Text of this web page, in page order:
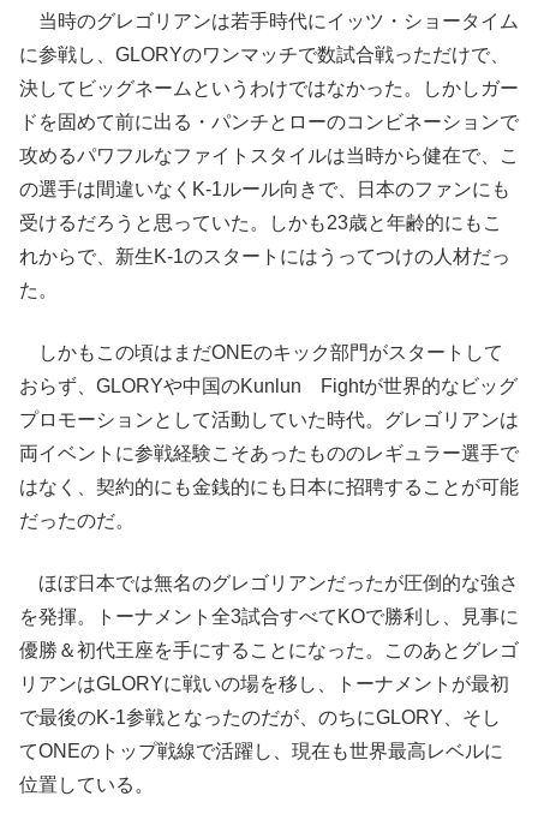
当時のグレゴリアンは若手時代にイッツ・ショータイム
に参戦し、GLORYのワンマッチで数試合戦っただけで、
決してビッグネームというわけではなかった。しかしガー
ドを固めて前に出る・パンチとローのコンビネーションで
攻めるパワフルなファイトスタイルは当時から健在で、こ
の選手は間違いなくK-1ルール向きで、日本のファンにも
受けるだろうと思っていた。しかも23歳と年齢的にもこ
れからで、新生K-1のスタートにはうってつけの人材だっ
た。
しかもこの頃はまだONEのキック部門がスタートして
おらず、GLORYや中国のKunlun Fightが世界的なビッグ
プロモーションとして活動していた時代。グレゴリアンは
両イベントに参戦経験こそあったもののレギュラー選手で
はなく、契約的にも金銭的にも日本に招聘することが可能
だったのだ。
ほぼ日本では無名のグレゴリアンだったが圧倒的な強さ
を発揮。トーナメント全3試合すべてKOで勝利し、見事に
優勝＆初代王座を手にすることになった。このあとグレゴ
リアンはGLORYに戦いの場を移し、トーナメントが最初
で最後のK-1参戦となったのだが、のちにGLORY、そし
てONEのトップ戦線で活躍し、現在も世界最高レベルに
位置している。